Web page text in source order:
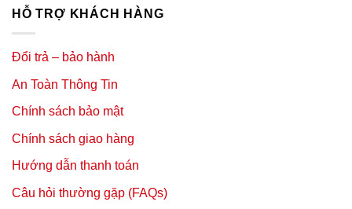
HỖ TRỢ KHÁCH HÀNG
Đổi trả – bảo hành
An Toàn Thông Tin
Chính sách bảo mật
Chính sách giao hàng
Hướng dẫn thanh toán
Câu hỏi thường gặp (FAQs)